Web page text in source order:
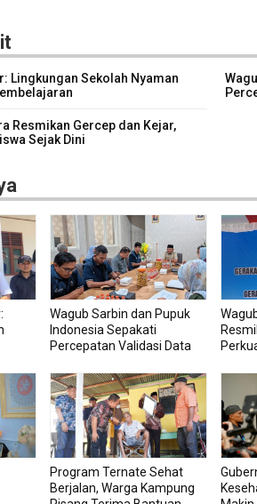
Lingkungan Sekolah Nyaman
Resmikan Gercep dan Kejar,
Sejak Dini
Wagub Sarbin dan Pupuk
Indonesia Sepakati
Percepatan Validasi Data
Program Ternate Sehat
Berjalan, Warga Kampung